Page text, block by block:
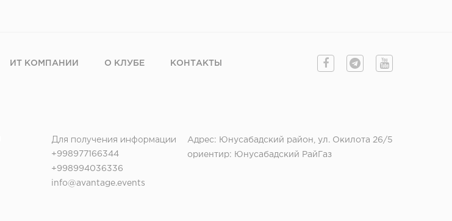
ИТ КОМПАНИИ О КЛУБЕ КОНТАКТЫ
Для получения информации
+998977166344
+998994036336
info@avantage.events
Адрес: Юнусабадский район, ул. Окилота 26/5
ориентир: Юнусабадский РайГаз